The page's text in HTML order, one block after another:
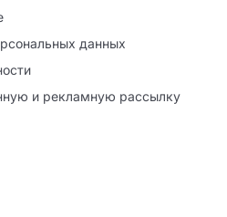
данных
и рекламную рассылку
заполнение
брака